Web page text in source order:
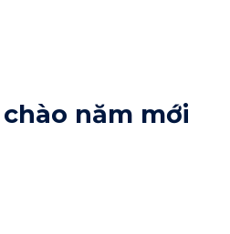
năm mới